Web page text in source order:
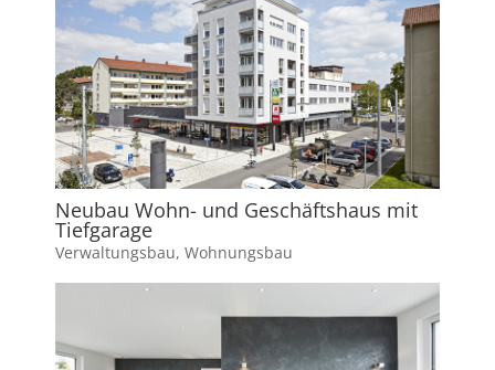
Neubau Wohn- und Geschäftshaus mit
Tiefgarage
Verwaltungsbau, Wohnungsbau